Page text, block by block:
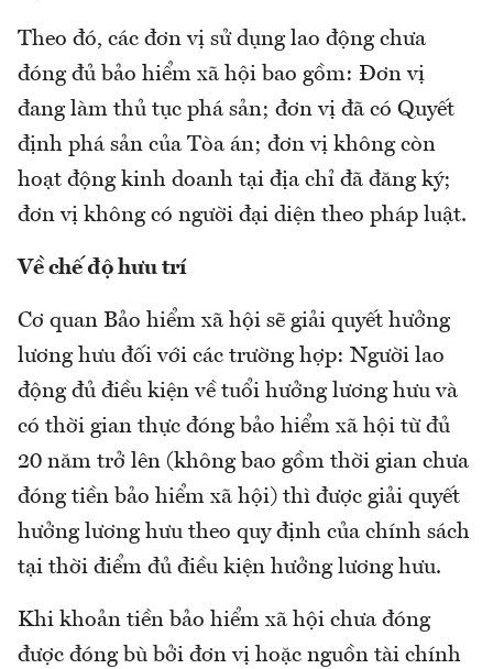
Theo đó, các đơn vị sử dụng lao động chưa
đóng đủ bảo hiểm xã hội bao gồm: Đơn vị
đang làm thủ tục phá sản; đơn vị đã có Quyết
định phá sản của Tòa án; đơn vị không còn
hoạt động kinh doanh tại địa chỉ đã đăng ký;
đơn vị không có người đại diện theo pháp luật.
Về chế độ hưu trí
Cơ quan Bảo hiểm xã hội sẽ giải quyết hưởng
lương hưu đối với các trường hợp: Người lao
động đủ điều kiện về tuổi hưởng lương hưu và
có thời gian thực đóng bảo hiểm xã hội từ đủ
20 năm trở lên (không bao gồm thời gian chưa
đóng tiền bảo hiểm xã hội) thì được giải quyết
hưởng lương hưu theo quy định của chính sách
tại thời điểm đủ điều kiện hưởng lương hưu.
Khi khoản tiền bảo hiểm xã hội chưa đóng
được đóng bù bởi đơn vị hoặc nguồn tài chính